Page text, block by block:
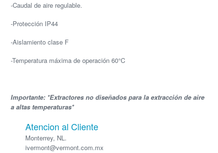
-Caudal de aire regulable.
-Protección IP44
-Aislamiento clase F
-Temperatura máxima de operación 60°C
Importante: *Extractores no diseñados para la extracción de aire
a altas temperaturas*
Atencion al Cliente
Monterrey, NL.
ivermont@vermont.com.mx